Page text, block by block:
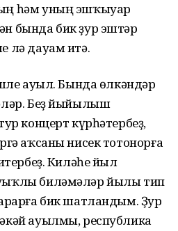
һәм уның эшҡыуар
бында бик ҙур эштәр
лә дауам итә.
ауыл. Бында өлкәндәр
Беҙ йыйылыш
концерт күрһәтербеҙ,
аҡсаны нисек тотонорға
Киләһе йыл
биләмәләр йылы тип
бик шатландым. Ҙур
ауылмы, республика